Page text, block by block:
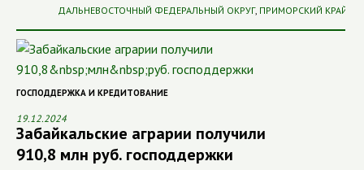
ДАЛЬНЕВОСТОЧНЫЙ ФЕДЕРАЛЬНЫЙ ОКРУГ, ПРИМОРСКИЙ КРАЙ
ГОСПОДДЕРЖКА И КРЕДИТОВАНИЕ
19.12.2024
Забайкальские аграрии получили
910,8 млн руб. господдержки